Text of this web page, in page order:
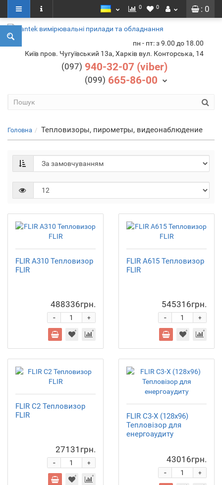
: 0
0 0
пн - пт: з 9.00 до 18.00
Київ пров. Чугуївський 13а, Харків вул. Конторська, 14
(097) 940-32-07 (viber)
(099) 665-86-00
Головна Тепловизоры, пирометры, видеонаблюдение
FLIR A310 Тепловизор
FLIR
488336грн.
+
-
FLIR A615 Тепловизор
FLIR
545316грн.
+
-
FLIR C2 Тепловизор
FLIR
27131грн.
+
-
FLIR C3-X (128x96)
Тепловізор для
енергоаудиту
43016грн.
+
-